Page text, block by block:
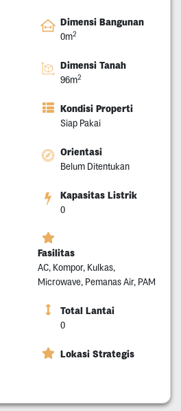
Dimensi Bangunan
0m2
Dimensi Tanah
96m2
Kondisi Properti
Siap Pakai
Orientasi
Belum Ditentukan
Kapasitas Listrik
0
Fasilitas
AC, Kompor, Kulkas,
Microwave, Pemanas Air, PAM
Total Lantai
0
Lokasi Strategis